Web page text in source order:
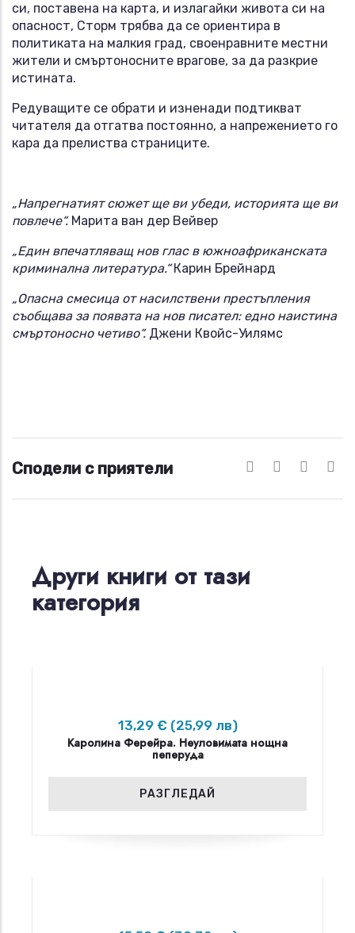
си, поставена на карта, и излагайки живота си на
опасност, Сторм трябва да се ориентира в
политиката на малкия град, своенравните местни
жители и смъртоносните врагове, за да разкрие
истината.
Редуващите се обрати и изненади подтикват
читателя да отгатва постоянно, а напрежението го
кара да прелиства страниците.
„Напрегнатият сюжет ще ви убеди, историята ще ви
повлече“. Марита ван дер Вейвер
„Един впечатляващ нов глас в южноафриканската
криминална литература.“Карин Брейнард
„Опасна смесица от насилствени престъпления
съобщава за появата на нов писател: едно наистина
смъртоносно четиво“. Джени Квойс-Уилямс
Сподели с приятели
Други книги от тази
категория
13,29 € (25,99 лв)
Каролина Ферейра. Неуловимата нощна
пеперуда
РАЗГЛЕДАЙ